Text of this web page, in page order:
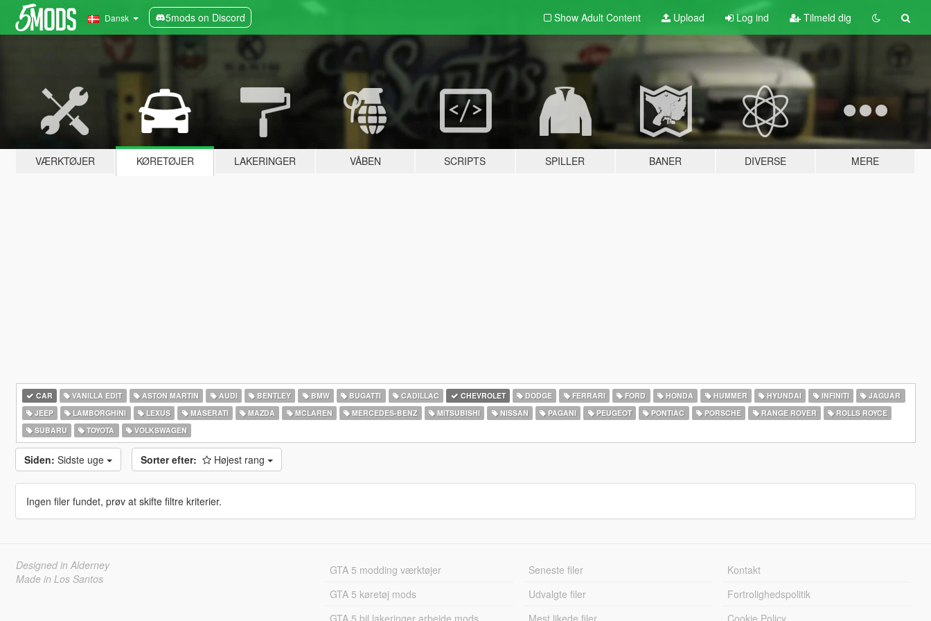
Dansk 5mods on Discord Show Adult Content Upload Log ind Tilmeld dig
VÆRKTØJER KØRETØJER LAKERINGER VÅBEN SCRIPTS SPILLER BANER DIVERSE MERE
CAR VANILLA EDIT ASTON MARTIN AUDI BENTLEY BMW BUGATTI CADILLAC CHEVROLET DODGE FERRARI FORD HONDA HUMMER HYUNDAI INFINITI
JAGUAR
JEEP
LAMBORGHINI LEXUS MASERATI MAZDA MCLAREN MERCEDES-BENZ MITSUBISHI NISSAN PAGANI PEUGEOT PONTIAC PORSCHE RANGE ROVER
ROLLS ROYCE
SUBARU
TOYOTA VOLKSWAGEN
Siden: Sidste uge Sorter efter: Højest rang
Ingen filer fundet, prøv at skifte filtre kriterier.
Designed in Alderney
Made in Los Santos
GTA 5 modding værktøjer
GTA 5 køretøj mods
GTA 5 bil lakeringer arbejde mods
Seneste filer
Udvalgte filer
Mest likede filer
Kontakt
Fortrolighedspolitik
Cookie Policy